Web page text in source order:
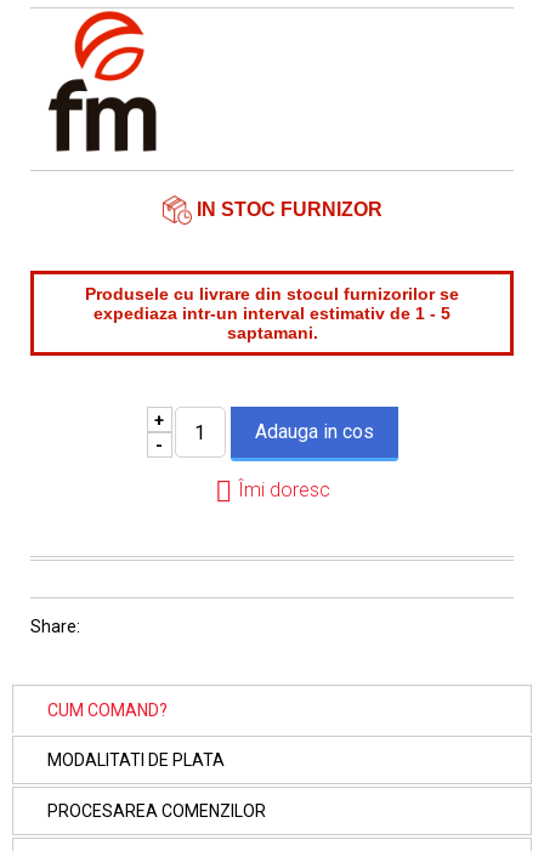
Nume contact*
IN STOC FURNIZOR
Produsele cu livrare din stocul furnizorilor se
expediaza intr-un interval estimativ de 1 - 5
saptamani.
+
-
Îmi doresc
Share:
CUM COMAND?
MODALITATI DE PLATA
PROCESAREA COMENZILOR